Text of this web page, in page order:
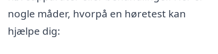
nogle måder, hvorpå en høretest kan
hjælpe dig: